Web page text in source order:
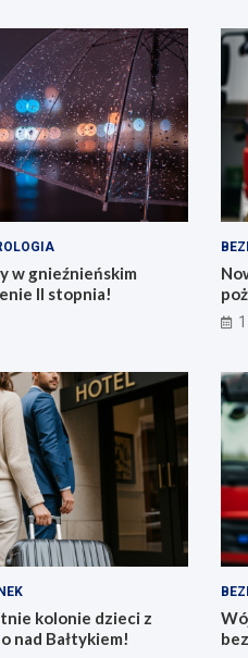
w gnieźnieńskim
II stopnia!
kolonie dzieci z
nad Bałtykiem!